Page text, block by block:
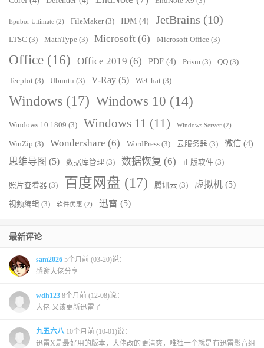
Epubor Ultimate (2) FileMaker(3) IDM (4) JetBrains (10)
LTSC (3) MathType (3) Microsoft (6) Microsoft Office (3)
Office (16) Office 2019 (6) PDF (4) Prism (3) QQ (3)
Tecplot (3) Ubuntu (3) V-Ray (5) WeChat (3)
Windows (17) Windows 10 (14)
Windows 10 1809 (3) Windows 11 (11) Windows Server (2)
WinZip (3) Wondershare (6) WordPress (3) 云服务器 (3) 微信 (4)
思维导图 (5) 数据库管理 (3) 数据恢复 (6) 正版软件 (3)
照片查看器 (3) 百度网盘 (17) 腾讯云 (3) 虚拟机 (5)
视频编辑 (3) 软件优惠 (2) 迅雷 (5)
最新评论
sam2026 5个月前 (03-20)说：
感谢大佬分享
wdh123 8个月前 (12-08)说：
大佬 又该更新迅雷了
九五六八 10个月前 (10-01)说：
迅雷X是最好用的版本，大佬改的更清爽，唯独一个就是有迅雷影音组